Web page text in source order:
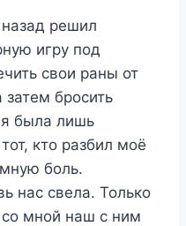
решил
игру под
свои раны от
бросить
была лишь
кто разбил моё
боль.
нас свела. Только
со мной наш с ним